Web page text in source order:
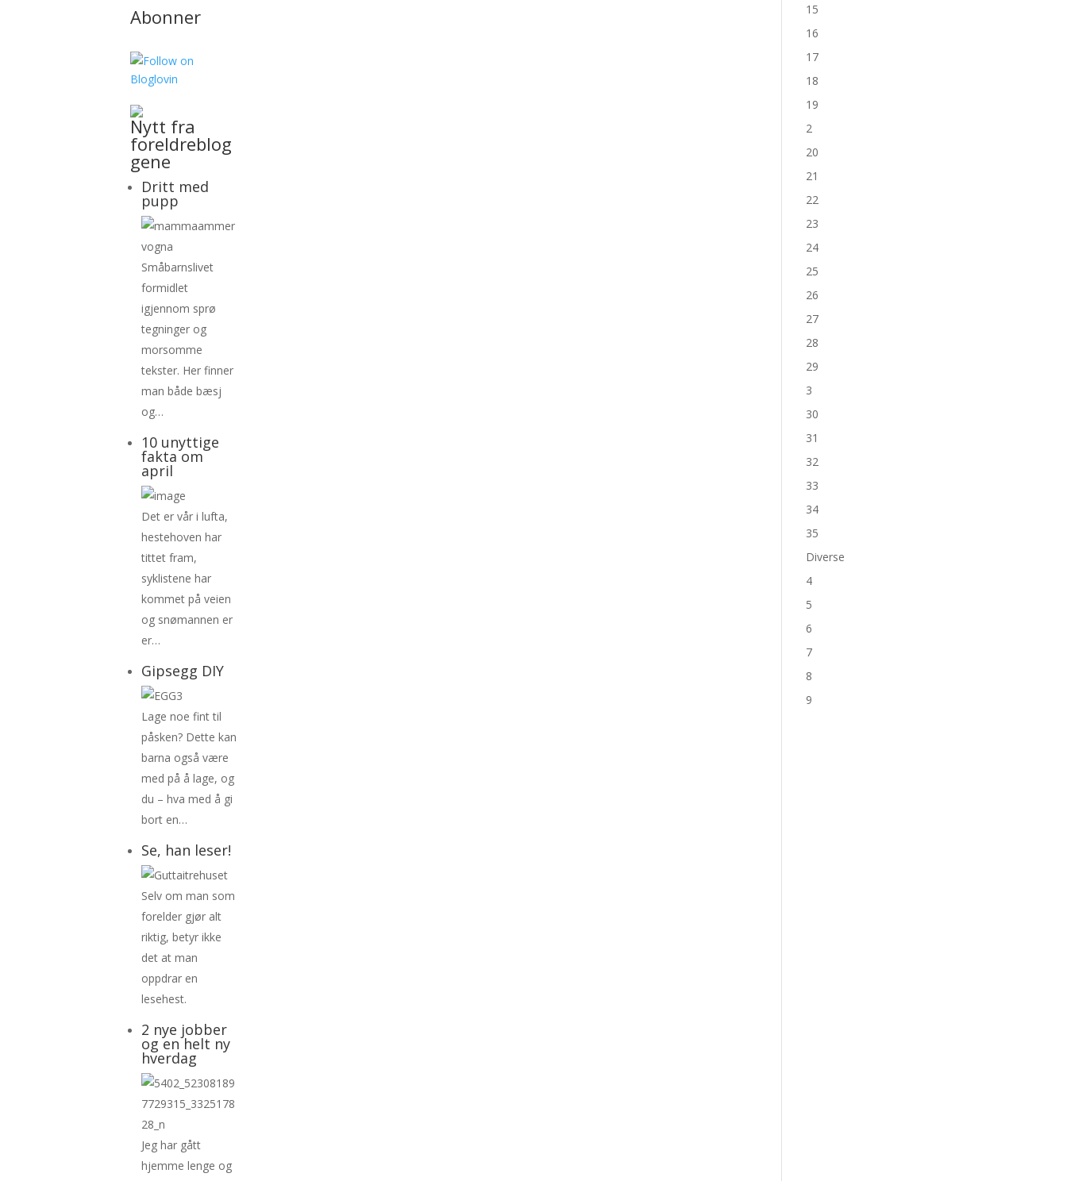
Abonner
Nytt fra
foreldreblog
gene
Dritt med
pupp
Småbarnslivet
formidlet
igjennom sprø
tegninger og
morsomme
tekster. Her finner
man både bæsj
og…
10 unyttige
fakta om
april
Det er vår i lufta,
hestehoven har
tittet fram,
syklistene har
kommet på veien
og snømannen er
er…
Gipsegg DIY
Lage noe fint til
påsken? Dette kan
barna også være
med på å lage, og
du – hva med å gi
bort en…
Se, han leser!
Selv om man som
forelder gjør alt
riktig, betyr ikke
det at man
oppdrar en
lesehest.
2 nye jobber
og en helt ny
hverdag
Jeg har gått
hjemme lenge og
15
16
17
18
19
2
20
21
22
23
24
25
26
27
28
29
3
30
31
32
33
34
35
Diverse
4
5
6
7
8
9